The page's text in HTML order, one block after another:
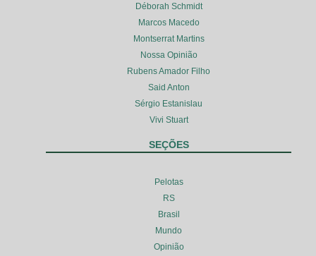
Déborah Schmidt
Marcos Macedo
Montserrat Martins
Nossa Opinião
Rubens Amador Filho
Said Anton
Sérgio Estanislau
Vivi Stuart
SEÇÕES
Pelotas
RS
Brasil
Mundo
Opinião